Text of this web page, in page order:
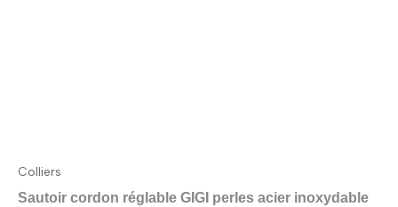
Colliers
Sautoir cordon réglable GIGI perles acier inoxydable